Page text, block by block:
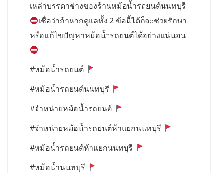
เหล่าบรรดาช่างของร้านหม้อน้ำรถยนต์นนทบุรี
เชื่อว่าถ้าหากดูแลทั้ง 2 ข้อนี้ได้ก็จะช่วยรักษา
หรือแก้ไขปัญหาหม้อน้ำรถยนต์ได้อย่างแน่นอน
#หม้อน้ำรถยนต์
#หม้อน้ำรถยนต์นนทบุรี
#จำหน่ายหม้อน้ำรถยนต์
#จำหน่ายหม้อน้ำรถยนต์ห้าแยกนนทบุรี
#หม้อน้ำรถยนต์ห้าแยกนนทบุรี
#หม้อน้ำนนทบุรี